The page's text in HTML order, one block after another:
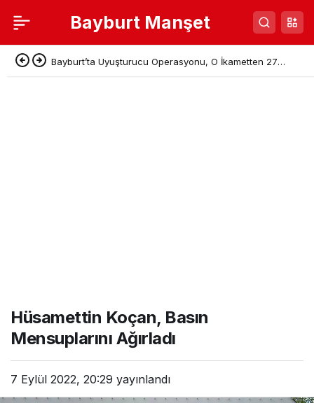
Bayburt Manşet
Bayburt’ta Uyuşturucu Operasyonu, O İkametten 27
Hüsamettin Koçan, Basın
Mensuplarını Ağırladı
7 Eylül 2022, 20:29 yayınlandı